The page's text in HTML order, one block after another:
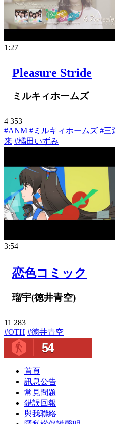
1:27
Pleasure Stride
ミルキィホームズ
4 353
#ANM #ミルキィホームズ #三
来 #橘田いずみ
3:54
恋色コミック
瑠宇(徳井青空)
11 283
#OTH #徳井青空
54
首頁
訊息公告
常見問題
錯誤回報
與我聯絡